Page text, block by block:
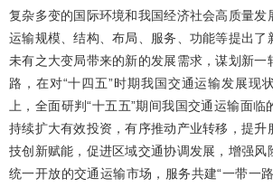
复杂多变的国际环境和我国经济社会高质量发
运输规模、结构、布局、服务、功能等提出了
未有之大变局带来的新的发展需求，谋划新一
路，在对“十四五”时期我国交通运输发展现
上，全面研判“十五五”期间我国交通运输面
持续扩大有效投资，有序推动产业转移，提升
技创新赋能，促进区域交通协调发展，增强风
统一开放的交通运输市场，服务共建“一带一